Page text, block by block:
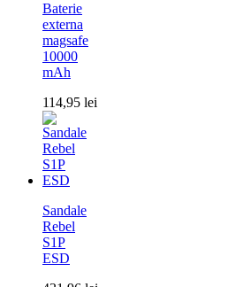
Baterie
externa
magsafe
10000
mAh
114,95 lei
Sandale
Rebel
S1P
ESD